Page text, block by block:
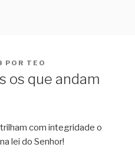
POR TEO
os que andam
com integridade o
lei do Senhor!